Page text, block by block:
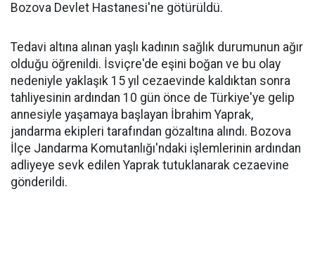
Bozova Devlet Hastanesi'ne götürüldü.
Tedavi altına alınan yaşlı kadının sağlık durumunun ağır
olduğu öğrenildi. İsviçre'de eşini boğan ve bu olay
nedeniyle yaklaşık 15 yıl cezaevinde kaldıktan sonra
tahliyesinin ardından 10 gün önce de Türkiye'ye gelip
annesiyle yaşamaya başlayan İbrahim Yaprak,
jandarma ekipleri tarafından gözaltına alındı. Bozova
İlçe Jandarma Komutanlığı'ndaki işlemlerinin ardından
adliyeye sevk edilen Yaprak tutuklanarak cezaevine
gönderildi.